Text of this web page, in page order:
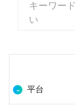
キーワー
い
平台